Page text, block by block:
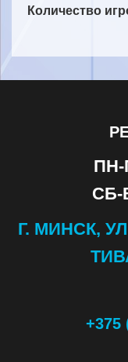
Количество
ПН-
СБ-
Г. МИНСК,
+375